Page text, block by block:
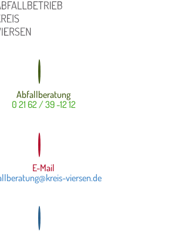
Abfallberatung
0 21 62 / 39 -12 12
E-Mail
viersen.de